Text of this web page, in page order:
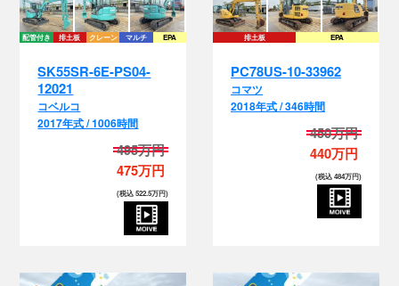
配管付き 排土板 クレーン マルチ EPA
SK55SR-6E-PS04-
12021
コベルコ
2017年式 / 1006時間
495万円
475万円
(税込 522.5万円)
排土板 EPA
PC78US-10-33962
コマツ
2018年式 / 346時間
450万円
440万円
(税込 484万円)